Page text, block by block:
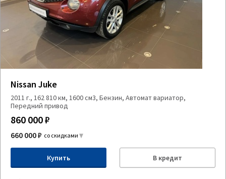
Nissan Juke
2011 г., 162 810 км, 1600 см3, Бензин, Автомат вариатор,
Передний привод
860 000 ₽
660 000 ₽ со скидками
Купить В кредит